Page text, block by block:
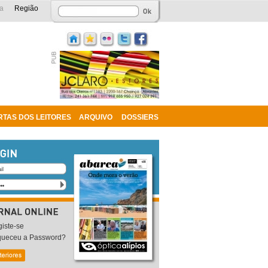
DOS LEITORES ARQUIVO DOSSIERS
Região
se
a Password?